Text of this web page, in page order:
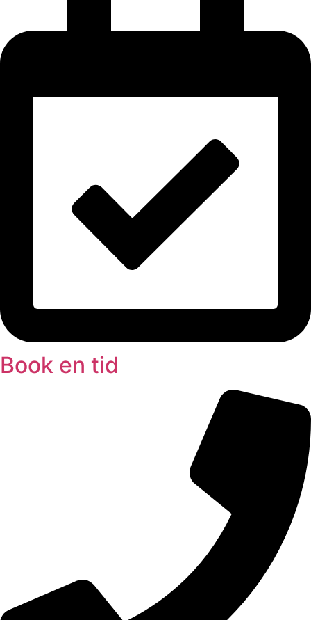
Book en tid